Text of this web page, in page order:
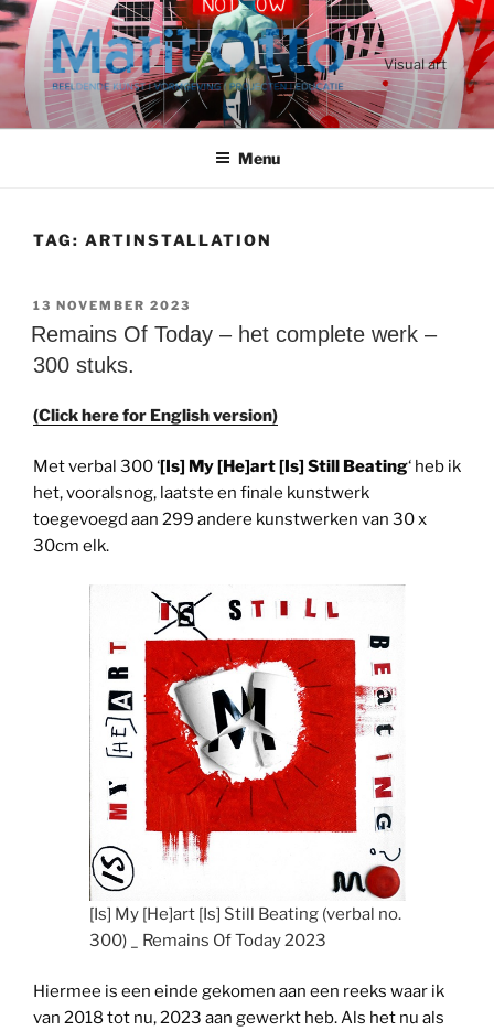
Ga
naar
de
inhoud
Visual art
Menu
TAG: ARTINSTALLATION
GEPLAATST
OP
13 NOVEMBER 2023
Remains Of Today – het complete werk –
300 stuks.
(Click here for English version)
Met verbal 300 ‘[Is] My [He]art [Is] Still Beating‘ heb ik
het, vooralsnog, laatste en finale kunstwerk
toegevoegd aan 299 andere kunstwerken van 30 x
30cm elk.
[Is] My [He]art [Is] Still Beating (verbal no.
300) _ Remains Of Today 2023
Hiermee is een einde gekomen aan een reeks waar ik
van 2018 tot nu, 2023 aan gewerkt heb. Als het nu als